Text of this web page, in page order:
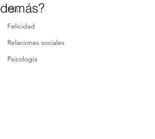
PNL
Felicidad
Relaciones sociales
Psicología
demás?